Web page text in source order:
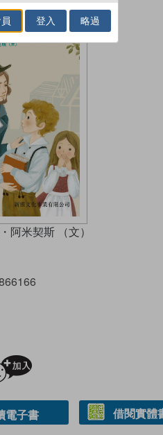
阿米契斯 （文）
電子書 借閱實體
登入 略過